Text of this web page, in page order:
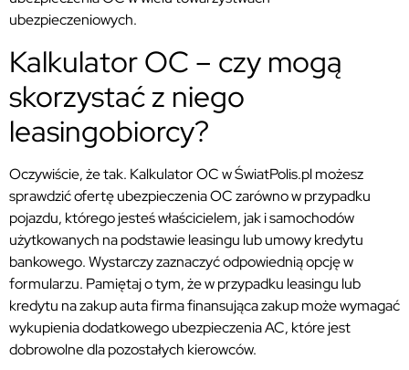
ubezpieczeniowych.
Kalkulator OC – czy mogą
skorzystać z niego
leasingobiorcy?
Oczywiście, że tak. Kalkulator OC w ŚwiatPolis.pl możesz
sprawdzić ofertę ubezpieczenia OC zarówno w przypadku
pojazdu, którego jesteś właścicielem, jak i samochodów
użytkowanych na podstawie leasingu lub umowy kredytu
bankowego. Wystarczy zaznaczyć odpowiednią opcję w
formularzu. Pamiętaj o tym, że w przypadku leasingu lub
kredytu na zakup auta firma finansująca zakup może wymagać
wykupienia dodatkowego ubezpieczenia AC, które jest
dobrowolne dla pozostałych kierowców.